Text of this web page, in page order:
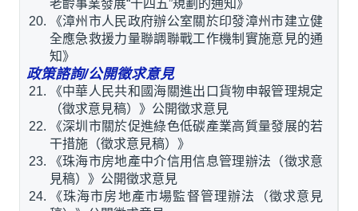
老齡事業發展“十四五”規劃的通知》
《漳州市人民政府辦公室關於印發漳州市建立健
全應急救援力量聯調聯戰工作機制實施意見的通
知》
政策諮詢/公開徵求意見
《中華人民共和國海關進出口貨物申報管理規定
（徵求意見稿）》公開徵求意見
《深圳市關於促進綠色低碳產業高質量發展的若
干措施（徵求意見稿）》
《珠海市房地產中介信用信息管理辦法（徵求意
見稿）》公開徵求意見
《珠海市房地產市場監督管理辦法（徵求意見